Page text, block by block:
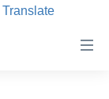
Translate